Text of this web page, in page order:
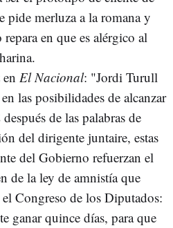
pide merluza a la romana y
en que es alérgico al
en El Nacional: "Jordi Turull
las posibilidades de alcanzar
de las palabras de
del dirigente juntaire, estas
del Gobierno refuerzan el
de la ley de amnistía que
Congreso de los Diputados:
ganar quince días, para que